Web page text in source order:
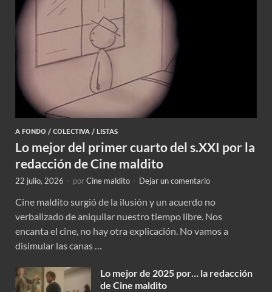
A FONDO / COLECTIVA / LISTAS
Lo mejor del primer cuarto del s.XXI por la
redacción de Cine maldito
22 julio, 2026 - porCine maldito - Dejar un comentario
Cine maldito surgió de la ilusión y un acuerdo no
verbalizado de aniquilar nuestro tiempo libre. Nos
encanta el cine, no hay otra explicación. No vamos a
disimular las canas …
Lo mejor de 2025 por… la redacción
de Cine maldito